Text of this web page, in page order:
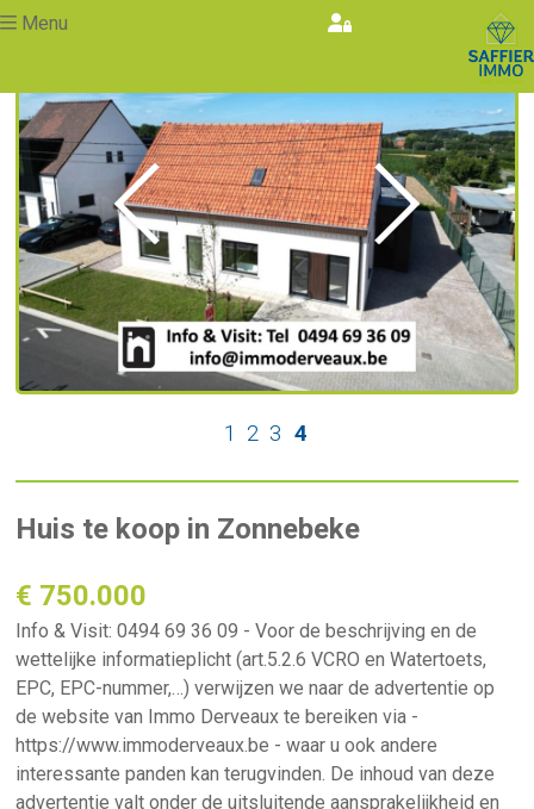
Menu
Vorige Volgende
1 2 3 4
Huis te koop in Zonnebeke
€ 750.000
Info & Visit: 0494 69 36 09 - Voor de beschrijving en de
wettelijke informatieplicht (art.5.2.6 VCRO en Watertoets,
EPC, EPC-nummer,…) verwijzen we naar de advertentie op
de website van Immo Derveaux te bereiken via -
https://www.immoderveaux.be - waar u ook andere
interessante panden kan terugvinden. De inhoud van deze
advertentie valt onder de uitsluitende aansprakelijkheid en